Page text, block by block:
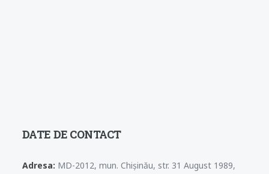
DATE DE CONTACT
Adresa: MD-2012, mun. Chișinău, str. 31 August 1989,